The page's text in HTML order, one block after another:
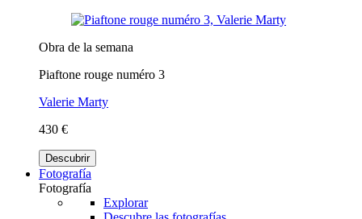
Obra de la semana
Piaftone rouge numéro 3
Valerie Marty
430 €
Descubrir
Fotografía
Fotografía
Explorar